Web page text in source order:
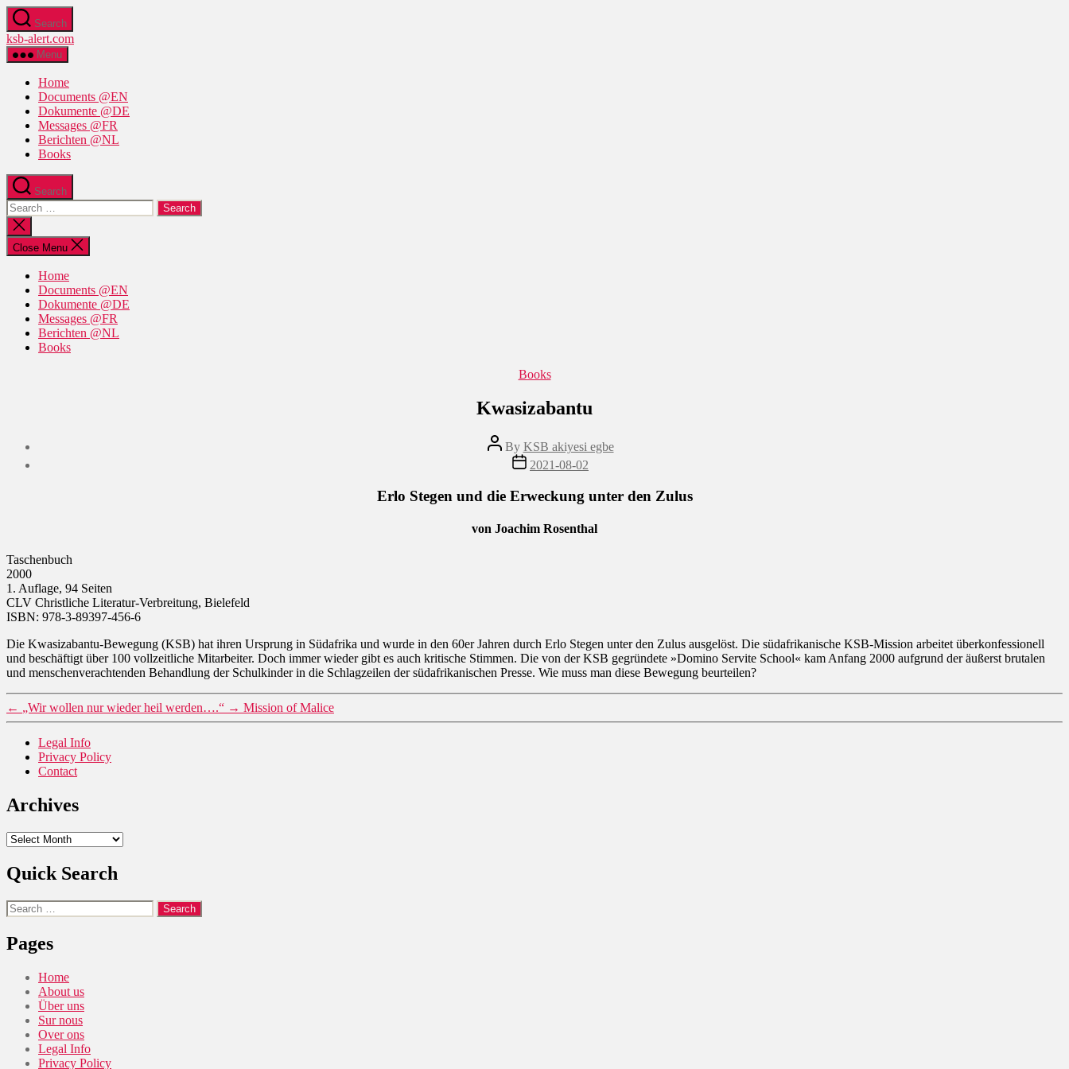
Skip
to
the
content
Search
ksb-alert.com
Menu
Home
Documents @EN
Dokumente @DE
Messages @FR
Berichten @NL
Books
Search
Search
for:
Close
search
Close Menu
Home
Documents @EN
Dokumente @DE
Messages @FR
Berichten @NL
Books
Categories
Books
Kwasizabantu
Post
author
By KSB akiyesi egbe
Post
date
2021-08-02
Erlo Stegen und die Erweckung unter den Zulus
von Joachim Rosenthal
Taschenbuch
2000
1. Auflage, 94 Seiten
CLV Christliche Literatur-Verbreitung, Bielefeld
ISBN: 978-3-89397-456-6
Die Kwasizabantu-Bewegung (KSB) hat ihren Ursprung in Südafrika und wurde in den 60er Jahren durch Erlo Stegen unter den Zulus ausgelöst. Die südafrikanische KSB-Mission arbeitet überkonfessionell
und beschäftigt über 100 vollzeitliche Mitarbeiter. Doch immer wieder gibt es auch kritische Stimmen. Die von der KSB gegründete »Domino Servite School« kam Anfang 2000 aufgrund der äußerst brutalen
und menschenverachtenden Behandlung der Schulkinder in die Schlagzeilen der südafrikanischen Presse. Wie muss man diese Bewegung beurteilen?
← „Wir wollen nur wieder heil werden….“ → Mission of Malice
Legal Info
Privacy Policy
Contact
Archives
Archives
Quick Search
Search
for:
Pages
Home
About us
Über uns
Sur nous
Over ons
Legal Info
Privacy Policy